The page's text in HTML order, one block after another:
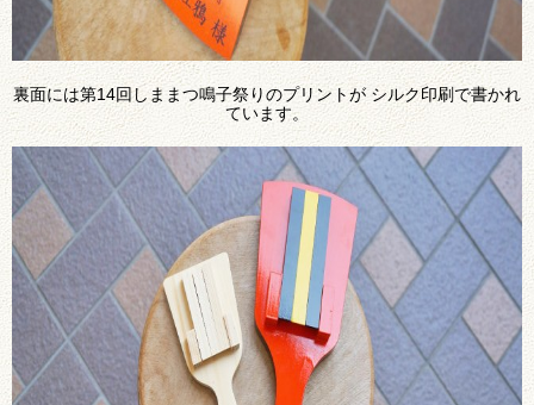
裏面には第14回しままつ鳴子祭りのプリントが シルク印刷で書かれ
ています。